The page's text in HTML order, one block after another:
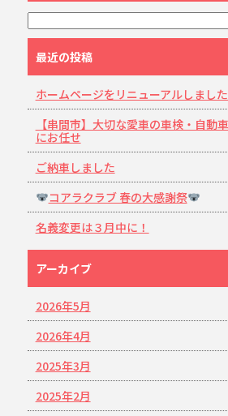
最近の投稿
ホームページをリニューアルしました
【串間市】大切な愛車の車検・自動
にお任せ
ご納車しました
コアラクラブ 春の大感謝祭
名義変更は３月中に！
アーカイブ
2026年5月
2026年4月
2025年3月
2025年2月